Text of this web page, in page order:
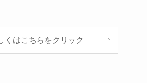
くはこちらをクリック